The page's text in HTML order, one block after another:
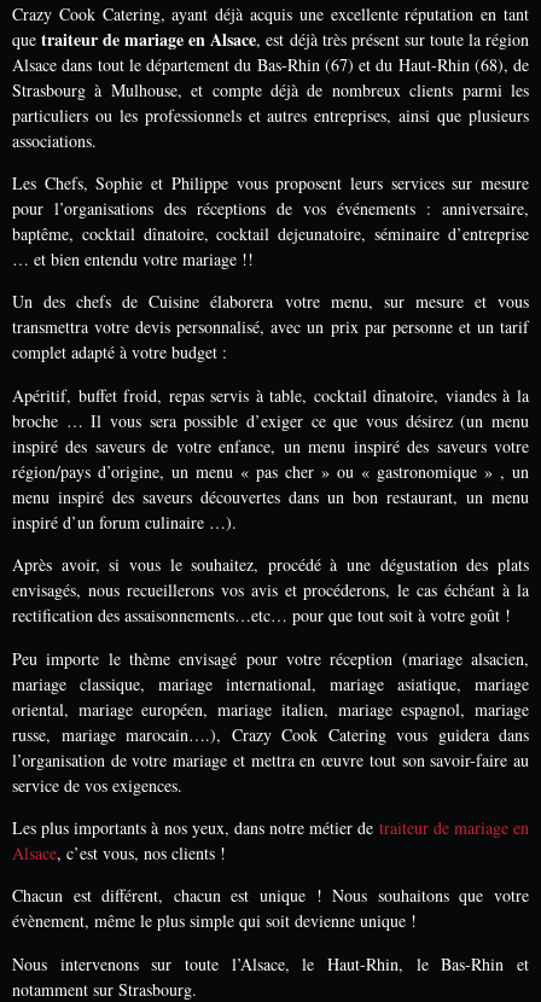
Crazy Cook Catering, ayant déjà acquis une excellente réputation en tant
quetraiteur de mariage en Alsace, est déjà très présent sur toute la région
Alsace dans tout le département du Bas-Rhin (67) et du Haut-Rhin (68), de
Strasbourg à Mulhouse, et compte déjà de nombreux clients parmi les
particuliers ou les professionnels et autres entreprises, ainsi que plusieurs
associations.
Les Chefs, Sophie et Philippe vous proposent leurs services sur mesure
pour l’organisations des réceptions de vos événements : anniversaire,
baptême, cocktail dînatoire, cocktail dejeunatoire, séminaire d’entreprise
… et bien entendu votre mariage !!
Un des chefs de Cuisine élaborera votre menu, sur mesure et vous
transmettra votre devis personnalisé, avec un prix par personne et un tarif
complet adapté à votre budget :
Apéritif, buffet froid, repas servis à table, cocktail dînatoire, viandes à la
broche … Il vous sera possible d’exiger ce que vous désirez (un menu
inspiré des saveurs de votre enfance, un menu inspiré des saveurs votre
région/pays d’origine, un menu « pas cher » ou « gastronomique » , un
menu inspiré des saveurs découvertes dans un bon restaurant, un menu
inspiré d’un forum culinaire …).
Après avoir, si vous le souhaitez, procédé à une dégustation des plats
envisagés, nous recueillerons vos avis et procéderons, le cas échéant à la
rectification des assaisonnements…etc… pour que tout soit à votre goût !
Peu importe le thème envisagé pour votre réception (mariage alsacien,
mariage classique, mariage international, mariage asiatique, mariage
oriental, mariage européen, mariage italien, mariage espagnol, mariage
russe, mariage marocain….), Crazy Cook Catering vous guidera dans
l’organisation de votre mariage et mettra en œuvre tout son savoir-faire au
service de vos exigences.
Les plus importants à nos yeux, dans notre métier de traiteur de mariage en
Alsace, c’est vous, nos clients !
Chacun est différent, chacun est unique ! Nous souhaitons que votre
évènement, même le plus simple qui soit devienne unique !
Nous intervenons sur toute l’Alsace, le Haut-Rhin, le Bas-Rhin et
notamment sur Strasbourg.